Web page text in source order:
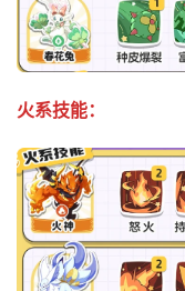
火系技能：